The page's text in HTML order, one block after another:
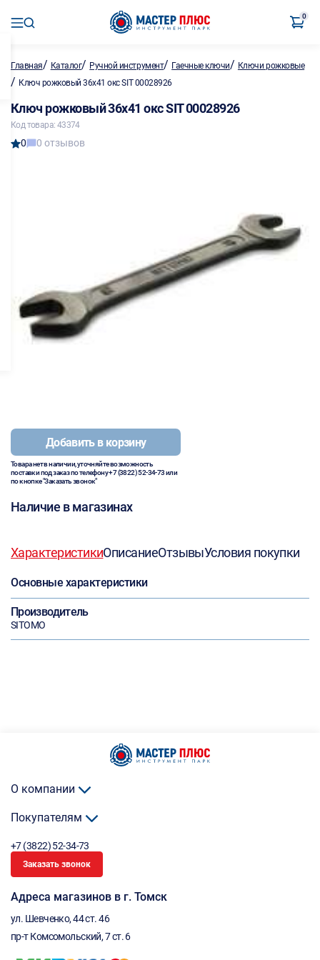
0
Главная/ Каталог/ Ручной инструмент/ Гаечные ключи/ Ключи рожковые
/ Ключ рожковый 36х41 окс SIT 00028926
Ключ рожковый 36х41 окс SIT 00028926
Код товара: 43374
0 0 отзывов
Добавить в корзину
Товара нет в наличии, уточняйте возможность
поставки под заказ по телефону+7 (3822) 52-34-73или
по кнопке "Заказать звонок"
Наличие в магазинах
ХарактеристикиОписаниеОтзывыУсловия покупки
Основные характеристики
Производитель
SITOMO
О компании
Покупателям
+7 (3822) 52-34-73
Заказать звонок
Адреса магазинов в г. Томск
ул. Шевченко, 44 ст. 46
пр-т Комсомольский, 7 ст. 6